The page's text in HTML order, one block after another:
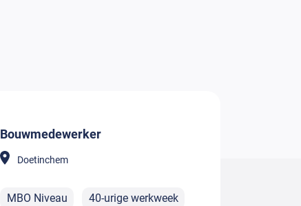
Bouwmedewerker
Doetinchem
MBO Niveau 40-urige werkweek